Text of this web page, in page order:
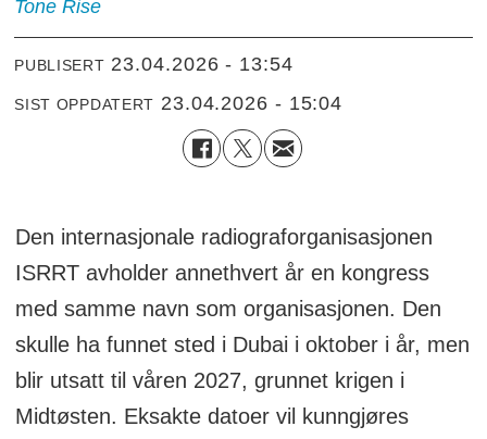
Tone Rise
PUBLISERT 23.04.2026 - 13:54
SIST OPPDATERT 23.04.2026 - 15:04
Den internasjonale radiograforganisasjonen
ISRRT avholder annethvert år en kongress
med samme navn som organisasjonen. Den
skulle ha funnet sted i Dubai i oktober i år, men
blir utsatt til våren 2027, grunnet krigen i
Midtøsten. Eksakte datoer vil kunngjøres